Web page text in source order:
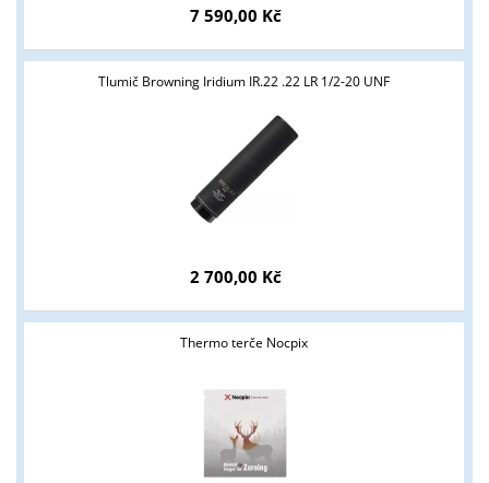
7 590,00 Kč
Tlumič Browning Iridium IR.22 .22 LR 1/2-20 UNF
2 700,00 Kč
Thermo terče Nocpix